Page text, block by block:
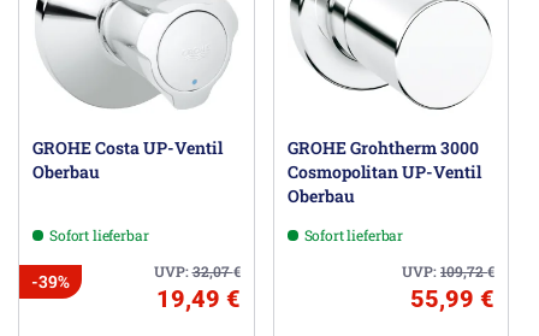
GROHE Costa UP-Ventil
Oberbau
Sofort lieferbar
UVP:32,07€
-39%
19,49 €
GROHE Grohtherm 3000
Cosmopolitan UP-Ventil
Oberbau
Sofort lieferbar
UVP:109,72€
55,99 €